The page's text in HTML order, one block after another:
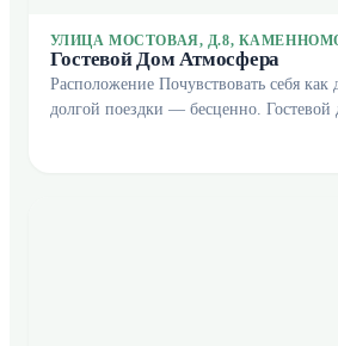
УЛИЦА МОСТОВАЯ, Д.8,
Гостевой Дом Атмосфера
Расположение Почувствовать себя как
долгой поездки — бесценно. Гостевой
Атмосфера» находится в